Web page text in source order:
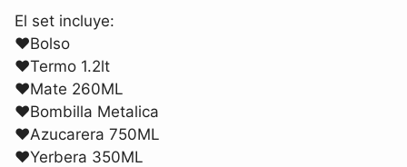
El set incluye:
♥Bolso
♥Termo 1.2lt
♥Mate 260ML
♥Bombilla Metalica
♥Azucarera 750ML
♥Yerbera 350ML